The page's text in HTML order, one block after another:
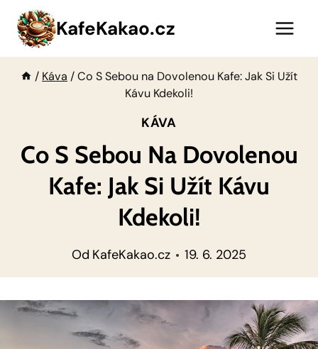
Přeskočit
obsah
KafeKakao.cz
/ Káva /Co S Sebou na Dovolenou Kafe: Jak Si Užít
Kávu Kdekoli!
KÁVA
Co S Sebou Na Dovolenou
Kafe: Jak Si Užít Kávu
Kdekoli!
Od KafeKakao.cz 19. 6. 2025